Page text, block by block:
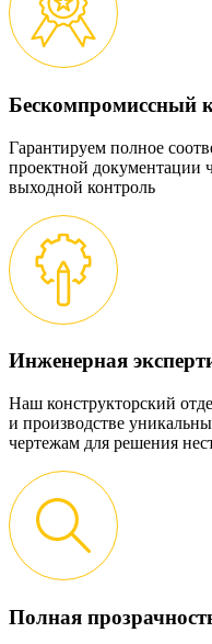
Бескомпромиссный
Гарантируем полное
проектной документации
выходной контроль
Инженерная
Наш конструкторский
и производстве
чертежам для решения
Полная